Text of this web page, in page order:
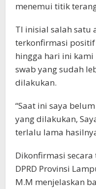
menemui titik
TI inisial salah satu
terkonfirmasi positif
hingga hari ini
swab yang sudah
dilakukan.
“Saat ini saya
yang dilakukan,
terlalu lama
Dikonfirmasi
DPRD Provinsi
M.M menjelaskan